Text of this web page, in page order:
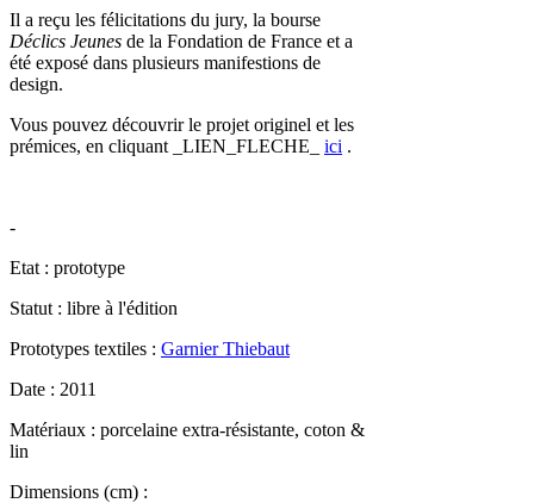
Il a reçu les félicitations du jury, la bourse
Déclics Jeunes de la Fondation de France et a
été exposé dans plusieurs manifestions de
design.
Vous pouvez découvrir le projet originel et les
prémices, en cliquant _LIEN_FLECHE_ ici .
-
Etat : prototype
Statut : libre à l'édition
Prototypes textiles : Garnier Thiebaut
Date : 2011
Matériaux : porcelaine extra-résistante, coton &
lin
Dimensions (cm) :